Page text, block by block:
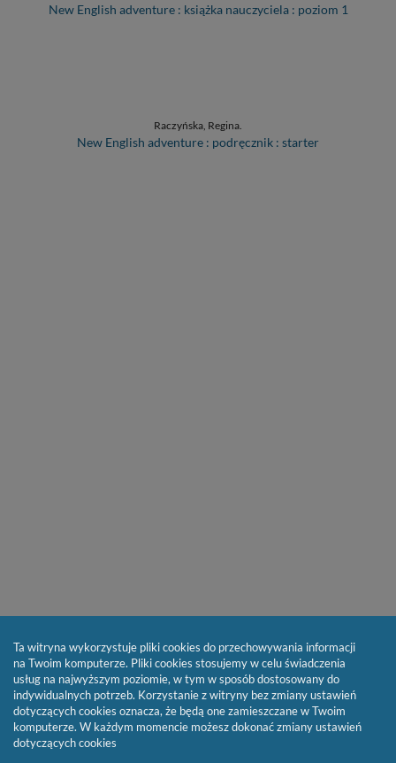
New English adventure : książka nauczyciela : poziom 1
Raczyńska, Regina.
New English adventure : podręcznik : starter
Ta witryna wykorzystuje pliki cookies do przechowywania informacji
na Twoim komputerze. Pliki cookies stosujemy w celu świadczenia
usług na najwyższym poziomie, w tym w sposób dostosowany do
indywidualnych potrzeb. Korzystanie z witryny bez zmiany ustawień
dotyczących cookies oznacza, że będą one zamieszczane w Twoim
komputerze. W każdym momencie możesz dokonać zmiany ustawień
dotyczących cookies